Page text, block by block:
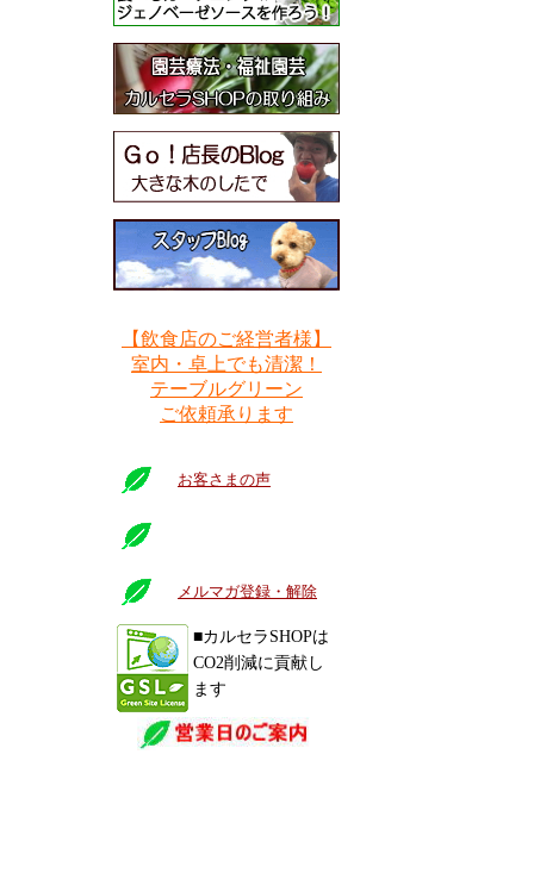
【飲食店のご経営者様】
室内・卓上でも清潔！
テーブルグリーン
ご依頼承ります
お客さまの声
メルマガ登録・解除
■カルセラSHOPは
CO2削減に貢献し
ます